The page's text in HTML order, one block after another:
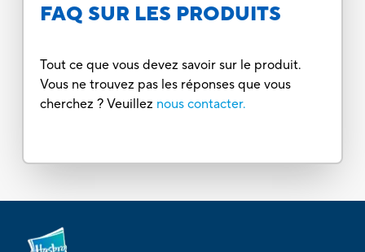
FAQ SUR LES PRODUITS
Tout ce que vous devez savoir sur le produit.
Vous ne trouvez pas les réponses que vous
cherchez ? Veuillez nous contacter.